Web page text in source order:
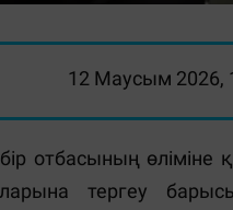
12 Маусым 2026,
отбасының
тергеу